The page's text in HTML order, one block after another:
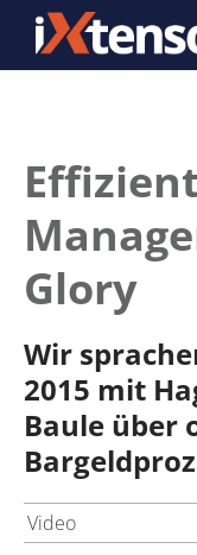
Glory
Wir
2015 mit
Baule über
Video